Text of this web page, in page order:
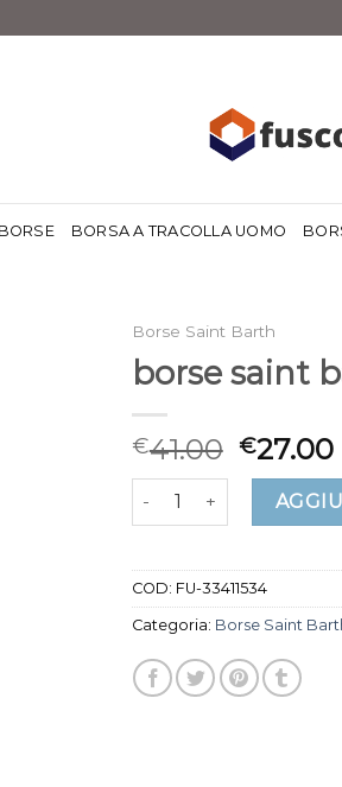
BORSA A TRACOLLA UOMO
Borse Saint Barth
borse saint
€41.00 €27.00
borse saint barth
COD: FU-33411534
Categoria: Borse Saint